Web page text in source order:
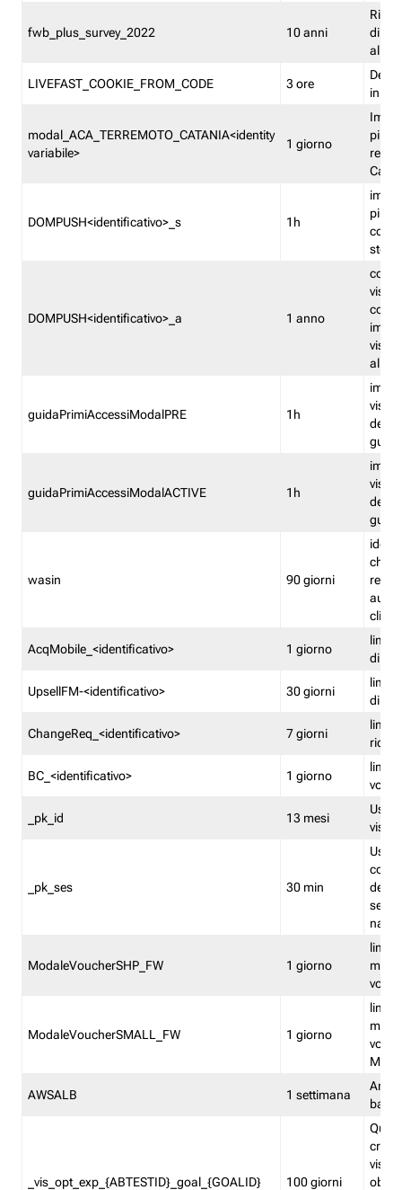
fwb_plus_survey_2022 10 anni
di
LIVEFAST_COOKIE_FROM_CODE 3 ore
in
modal_ACA_TERREMOTO_CATANIA<identity
variabile>
1 giorno
più
DOMPUSH<identificativo>_s 1h
più
DOMPUSH<identificativo>_a 1 anno
guidaPrimiAccessiModalPRE 1h
della
guidaPrimiAccessiModalACTIVE 1h
della
wasin 90 giorni
che
rete
clienti
AcqMobile_<identificativo> 1 giorno
limita
di
UpsellFM-<identificativo> 30 giorni
limita
di
ChangeReq_<identificativo> 7 giorni
limita
BC_<identificativo> 1 giorno
limita
_pk_id 13 mesi
_pk_ses 30 min
ModaleVoucherSHP_FW 1 giorno
ModaleVoucherSMALL_FW 1 giorno
AWSALB 1 settimana
_vis_opt_exp_{ABTESTID}_goal_{GOALID} 100 giorni